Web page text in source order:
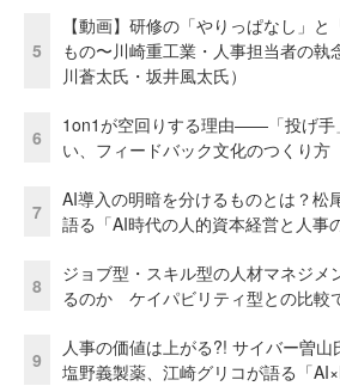
5
【動画】研修の「やりっぱなし」
もの〜川崎重工業・人事担当者の執
川蒼太氏・坂井風太氏）
6
1on1が空回りする理由——「投げ手
い、フィードバック文化のつくり方
7
AI導入の明暗を分けるものとは？松
語る「AI時代の人的資本経営と人事
8
ジョブ型・スキル型の人材マネジメ
るのか ケイパビリティ型との比較
9
人事の価値は上がる?! サイバー曽山
塩野義製薬、江崎グリコが語る「